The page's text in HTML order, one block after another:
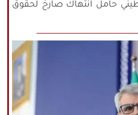
حامل انتهاك صارخ لحقوق